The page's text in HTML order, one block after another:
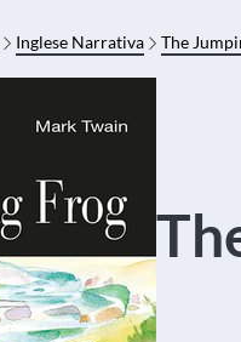
Inglese Narrativa The